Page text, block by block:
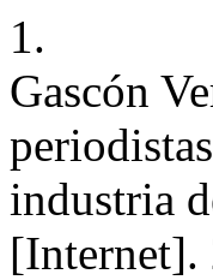
1.
Gascón
industria
[Internet].